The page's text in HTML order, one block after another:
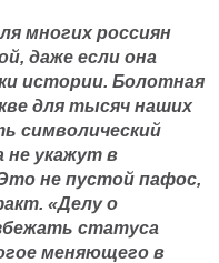
многих россиян
даже если она
истории. Болотная
для тысяч наших
символический
не укажут в
не пустой пафос,
«Делу о
статуса
меняющего в